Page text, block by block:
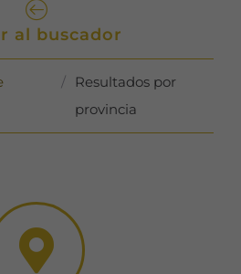
al buscador
/
Resultados por
provincia